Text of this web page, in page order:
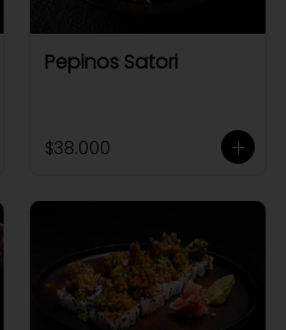
Pepinos Satori
$38.000